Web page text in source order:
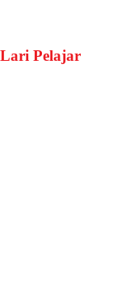
Pelajar